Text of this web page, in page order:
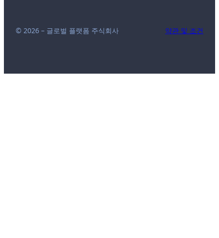
© 2026 – 글로벌 플랫폼 주식회사 약관 및 조건